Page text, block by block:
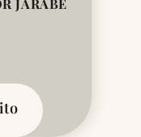
JARABE